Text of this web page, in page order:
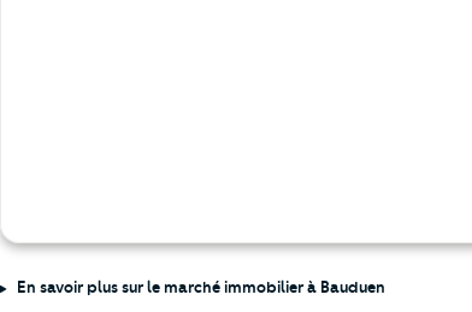
En savoir plus sur le marché immobilier à Bauduen